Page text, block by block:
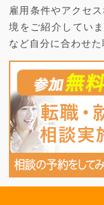
雇用条件やアクセ
境をご紹介してい
など自分に合わせた